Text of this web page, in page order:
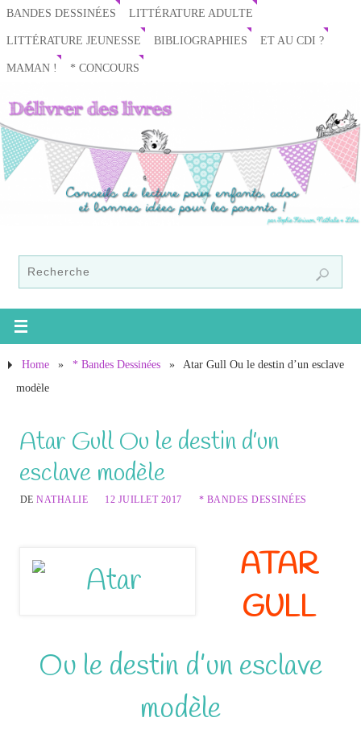
BANDES DESSINÉES LITTÉRATURE ADULTE
LITTÉRATURE JEUNESSE BIBLIOGRAPHIES ET AU CDI ?
MAMAN ! * CONCOURS
Home » * Bandes Dessinées »
Atar Gull Ou le destin d’un esclave
modèle
Atar Gull Ou le destin d’un
esclave modèle
DENATHALIE 12 JUILLET 2017 * BANDES DESSINÉES
ATAR
GULL
Ou le destin d’un esclave
modèle